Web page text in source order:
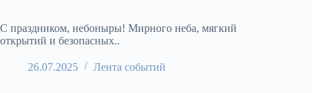
С праздником, небоныры! Мирного неба, мягкий
открытий и безопасных..
26.07.2025 Лента событий